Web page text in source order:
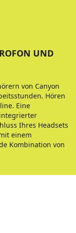
UND
von Canyon
Hören
Eine
Ihres Headsets
einem
Kombination von